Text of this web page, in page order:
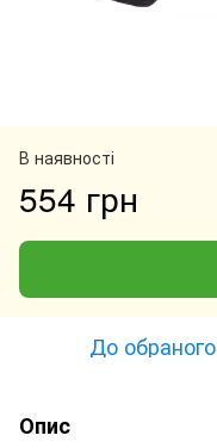
В наявності
554 грн
До обраного
Опис